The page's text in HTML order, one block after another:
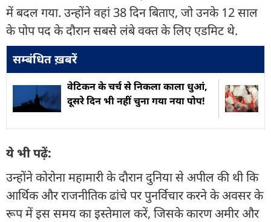
में बदल गया. उन्होंने वहां 38 दिन बिताए, जो उनके 12 साल
के पोप पद के दौरान सबसे लंबे वक्त के लिए एडमिट थे.
सम्बंधित ख़बरें
वेटिकन के चर्च से निकला काला धुआं,
दूसरे दिन भी नहीं चुना गया नया पोप!
ये भी पढ़ें:
उन्होंने कोरोना महामारी के दौरान दुनिया से अपील की थी कि
आर्थिक और राजनीतिक ढांचे पर पुनर्विचार करने के अवसर के
रूप में इस समय का इस्तेमाल करें, जिसके कारण अमीर और